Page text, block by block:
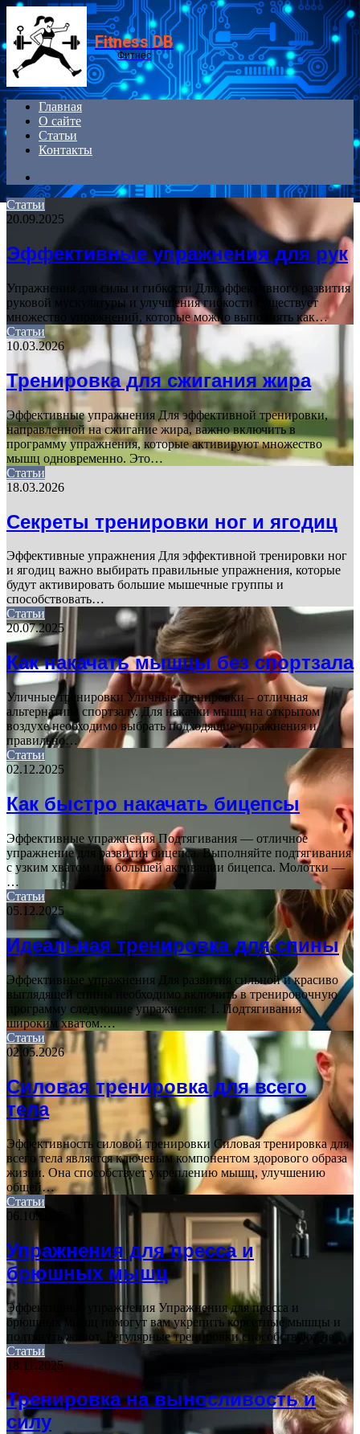
Menu
Fitness DB
Фитнес
Главная
О сайте
Статьи
Контакты
for
Статьи
20.09.2025
Эффективные упражнения для рук
Упражнения для силы и гибкости Для эффективного развития
руковой мускулатуры и улучшения гибкости существует
множество упражнений, которые можно выполнять как…
Статьи
10.03.2026
Тренировка для сжигания жира
Эффективные упражнения Для эффективной тренировки,
направленной на сжигание жира, важно включить в
программу упражнения, которые активируют множество
мышц одновременно. Это…
Статьи
18.03.2026
Секреты тренировки ног и ягодиц
Эффективные упражнения Для эффективной тренировки ног
и ягодиц важно выбирать правильные упражнения, которые
будут активировать большие мышечные группы и
способствовать…
Статьи
20.07.2025
Как накачать мышцы без спортзала
Уличные тренировки Уличные тренировки – отличная
альтернатива спортзалу. Для накачки мышц на открытом
воздухе необходимо выбрать подходящие упражнения и
правильно…
Статьи
02.12.2025
Как быстро накачать бицепсы
Эффективные упражнения Подтягивания — отличное
упражнение для развития бицепса. Выполняйте подтягивания
с узким хватом для большей активации бицепса. Молотки —
…
Статьи
05.12.2025
Идеальная тренировка для спины
Эффективные упражнения Для развития сильной и красиво
выглядящей спины необходимо включить в тренировочную
программу следующие упражнения: 1. Подтягивания
широким хватом.…
Статьи
02.05.2026
Силовая тренировка для всего
тела
Эффективность силовой тренировки Силовая тренировка для
всего тела является ключевым компонентом здорового образа
жизни. Она способствует укреплению мышц, улучшению
общей…
Статьи
06.10.2025
Упражнения для пресса и
брюшных мышц
Эффективные упражнения Упражнения для пресса и
брюшных мышц помогут вам укрепить корсетные мышцы и
подтянуть живот. Регулярные тренировки способствуют не…
Статьи
18.11.2025
Тренировка на выносливость и
силу